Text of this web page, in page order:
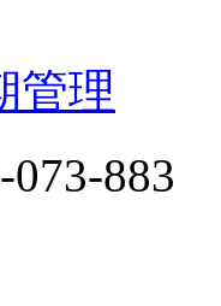
管理
883